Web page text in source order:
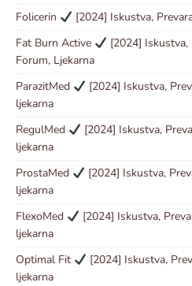
Folicerin
[2024] Iskustva,
Fat Burn Active
[2024] Iskustva,
Forum, Ljekarna
ParazitMed
[2024] Iskustva,
ljekarna
RegulMed
[2024] Iskustva,
ljekarna
ProstaMed
[2024] Iskustva,
ljekarna
FlexoMed
[2024] Iskustva,
ljekarna
Optimal Fit
[2024] Iskustva,
ljekarna